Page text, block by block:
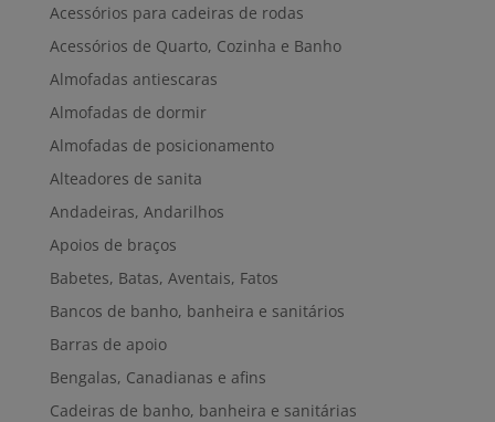
Acessórios para cadeiras de rodas
Acessórios de Quarto, Cozinha e Banho
Almofadas antiescaras
Almofadas de dormir
Almofadas de posicionamento
Alteadores de sanita
Andadeiras, Andarilhos
Apoios de braços
Babetes, Batas, Aventais, Fatos
Bancos de banho, banheira e sanitários
Barras de apoio
Bengalas, Canadianas e afins
Cadeiras de banho, banheira e sanitárias